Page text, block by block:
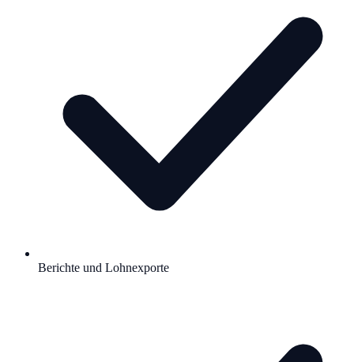
Berichte und Lohnexporte